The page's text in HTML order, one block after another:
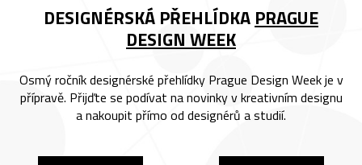
DESIGNÉRSKÁ PŘEHLÍDKA PRAGUE
DESIGN WEEK
Osmý ročník designérské přehlídky Prague Design Week je v
přípravě. Přijďte se podívat na novinky v kreativním designu
a nakoupit přímo od designérů a studií.